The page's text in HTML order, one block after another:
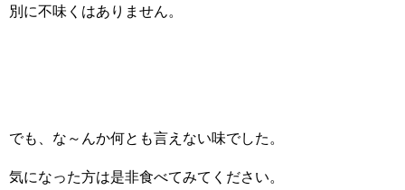
別に不味くはありません。
でも、な～んか何とも言えない味でした。
気になった方は是非食べてみてください。